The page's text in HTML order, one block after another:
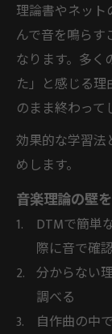
理論書やネッ
んで音を鳴らす
なります。多く
た」と感じる
のまま終わって
効果的な学習法
めします。
音楽理論の壁
DTMで簡単
際に音で確
分からない
調べる
自作曲の中